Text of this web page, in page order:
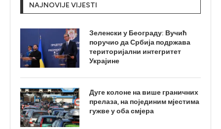
NAJNOVIJE VIJESTI
Зеленски у Београду: Вучић
поручио да Србија подржава
територијални интегритет
Украјине
Дуге колоне на више граничних
прелаза, на појединим мјестима
гужве у оба смјера